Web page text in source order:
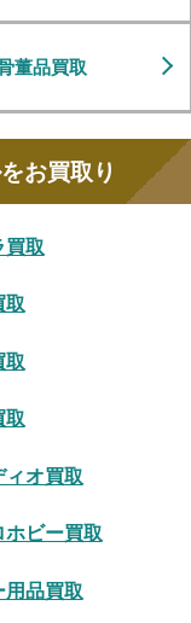
董品買取
お買取り
買取
取
取
取
ィオ買取
ホビー買取
用品買取